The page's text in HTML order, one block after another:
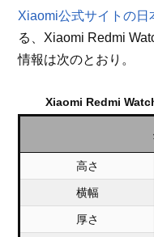
Xiaomi公式サイトの日
る、Xiaomi Redmi
情報は次のとおり。
Xiaomi Redmi
高さ
横幅
厚さ